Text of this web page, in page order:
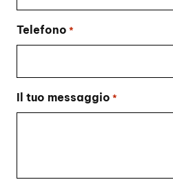
Telefono *
Il tuo messaggio *